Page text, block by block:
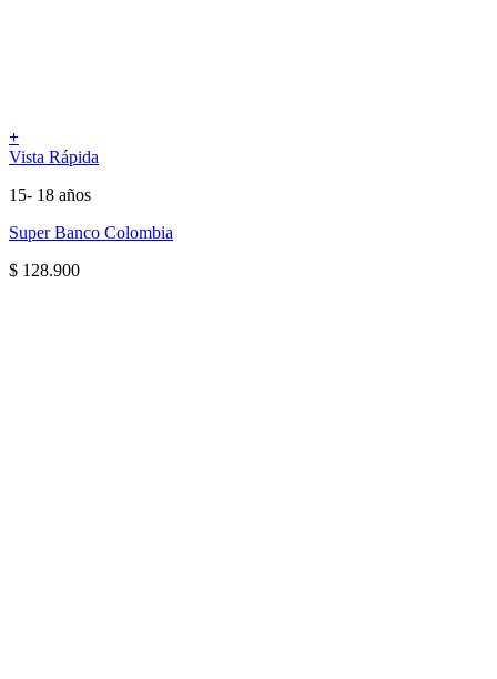
+
Vista Rápida
15- 18 años
Super Banco Colombia
$ 128.900